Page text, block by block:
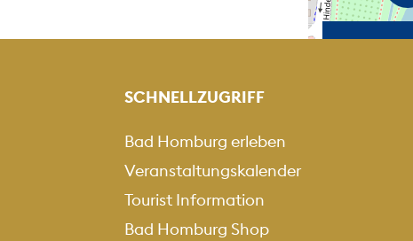
+KARTE
-
SCHNELLZUGRIFF
Bad Homburg erleben
Veranstaltungskalender
Tourist Information
Bad Homburg Shop